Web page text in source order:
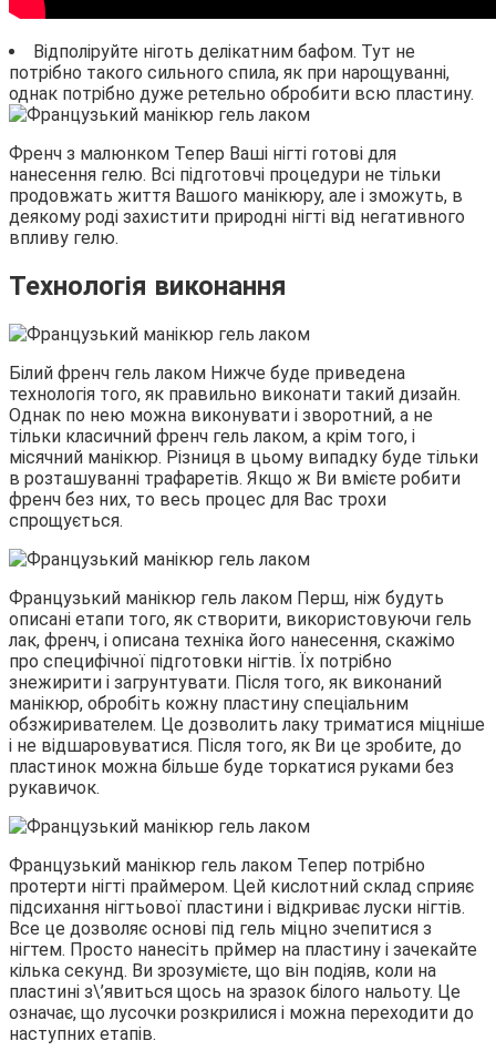
Відполіруйте ніготь делікатним бафом. Тут не
потрібно такого сильного спила, як при нарощуванні,
однак потрібно дуже ретельно обробити всю пластину.
Френч з малюнком Тепер Ваші нігті готові для
нанесення гелю. Всі підготовчі процедури не тільки
продовжать життя Вашого манікюру, але і зможуть, в
деякому роді захистити природні нігті від негативного
впливу гелю.
Технологія виконання
Білий френч гель лаком Нижче буде приведена
технологія того, як правильно виконати такий дизайн.
Однак по нею можна виконувати і зворотний, а не
тільки класичний френч гель лаком, а крім того, і
місячний манікюр. Різниця в цьому випадку буде тільки
в розташуванні трафаретів. Якщо ж Ви вмієте робити
френч без них, то весь процес для Вас трохи
спрощується.
Французький манікюр гель лаком Перш, ніж будуть
описані етапи того, як створити, використовуючи гель
лак, френч, і описана техніка його нанесення, скажімо
про специфічної підготовки нігтів. Їх потрібно
знежирити і загрунтувати. Після того, як виконаний
манікюр, обробіть кожну пластину спеціальним
обзжиривателем. Це дозволить лаку триматися міцніше
і не відшаровуватися. Після того, як Ви це зробите, до
пластинок можна більше буде торкатися руками без
рукавичок.
Французький манікюр гель лаком Тепер потрібно
протерти нігті праймером. Цей кислотний склад сприяє
підсихання нігтьової пластини і відкриває луски нігтів.
Все це дозволяє основі під гель міцно зчепитися з
нігтем. Просто нанесіть прймер на пластину і зачекайте
кілька секунд. Ви зрозумієте, що він подіяв, коли на
пластині з\’явиться щось на зразок білого нальоту. Це
означає, що лусочки розкрилися і можна переходити до
наступних етапів.